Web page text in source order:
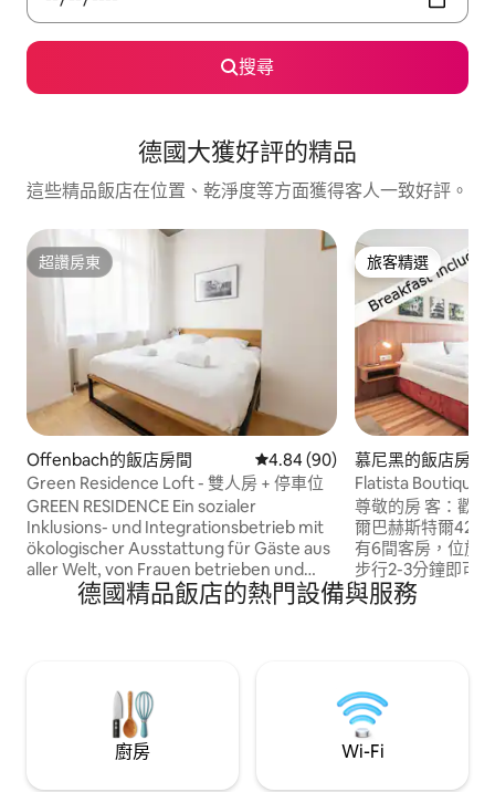
搜尋
德國大獲好評的精品
這些精品飯店在位置、乾淨度等方面獲得客人一致好評。
超讚房東
超讚房東
Offenbach的飯店房間 從 90 則評價中獲得 4.84 的平均
4.84 (90)
Green Residence Loft - 雙人房 + 停車位
GREEN RESIDENCE Ein sozialer
Inklusions- und Integrationsbetrieb mit
ökologischer Ausstattung für Gäste aus
aller Welt, von Frauen betrieben und
geführt. Großzügiges Boutiuqe-
Apartment im Loft-Style verteilt auf
Offenbach, nahe dem Hauptbahnhof
und dem Main. Durch seine einzigartige
wunderschöne Architektur und
Gestaltung bietet die Villa ein
angenehmes Wohnenerlebnis.
旅客精選
旅客精選
慕尼黑的飯店房間
Flatista Boutique
尊敬的房 客：歡
爾巴赫斯特爾42
有6間客房，位於
步行2-3分鐘即可
）、Monopteros
）的啤酒花園以
等。 步行幾分鐘
德國精品飯店的熱門設備與服務
廚房 Wi-Fi